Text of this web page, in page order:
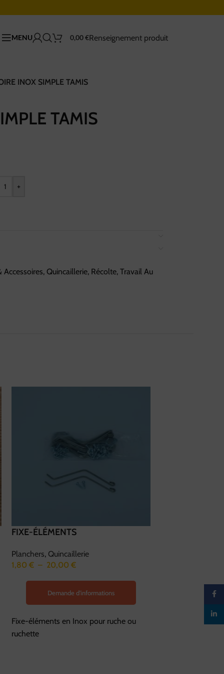
MENU 0,00€Renseignement produit
INOX SIMPLE TAMIS
TAMIS
+
Accessoires, Quincaillerie, Récolte, Travail Au
FIXE-ÉLÉMENTS
Planchers, Quincaillerie
1,80 € – 20,00 €
Demande d'informations
Fixe-éléments en Inox pour ruche ou
ruchette